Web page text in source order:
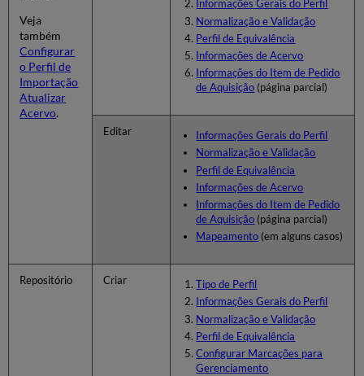
Veja
também
Configurar
o Perfil de
Importação
Atualizar
Acervo.
Informações Gerais do Perfil
Normalização e Validação
Perfil de Equivalência
Informações de Acervo
Informações do Item de Pedido
de Aquisição (página parcial)
Editar
Informações Gerais do Perfil
Normalização e Validação
Perfil de Equivalência
Informações de Acervo
Informações do Item de Pedido
de Aquisição (página parcial)
Mapeamento (em alguns casos)
Repositório Criar
Tipo de Perfil
Informações Gerais do Perfil
Normalização e Validação
Perfil de Equivalência
Configurar Marcações para
Gerenciamento